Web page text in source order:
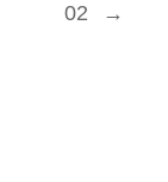
02